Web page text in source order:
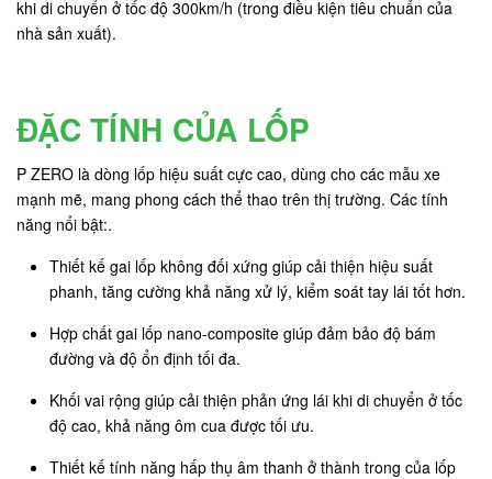
khi di chuyển ở tốc độ 300km/h (trong điều kiện tiêu chuẩn của
nhà sản xuất).
ĐẶC TÍNH CỦA LỐP
P ZERO là dòng lốp hiệu suất cực cao, dùng cho các mẫu xe
mạnh mẽ, mang phong cách thể thao trên thị trường. Các tính
năng nổi bật:.
Thiết kế gai lốp không đối xứng giúp cải thiện hiệu suất
phanh, tăng cường khả năng xử lý, kiểm soát tay lái tốt hơn.
Hợp chất gai lốp nano-composite giúp đảm bảo độ bám
đường và độ ổn định tối đa.
Khối vai rộng giúp cải thiện phản ứng lái khi di chuyển ở tốc
độ cao, khả năng ôm cua được tối ưu.
Thiết kế tính năng hấp thụ âm thanh ở thành trong của lốp